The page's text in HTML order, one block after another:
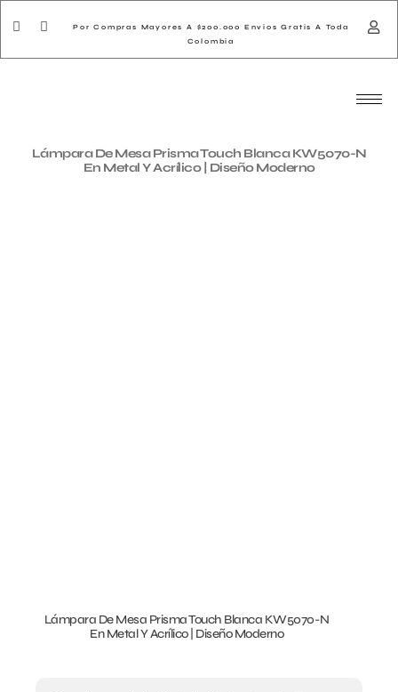
Por Compras Mayores A $200.000 Envios Gratis A Toda
Colombia
Lámpara De Mesa Prisma Touch Blanca KW5070-N
En Metal Y Acrílico | Diseño Moderno
Lámpara De Mesa Prisma Touch Blanca KW5070-N
En Metal Y Acrílico | Diseño Moderno